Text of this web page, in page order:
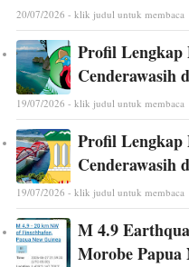
20/07/2026 - klik judul untuk membaca
Profil Lengkap
Cenderawasih
19/07/2026 - klik judul untuk membaca
Profil Lengkap
Cenderawasih
19/07/2026 - klik judul untuk membaca
M 4.9
Morobe Papua